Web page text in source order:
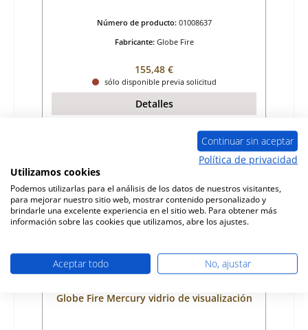
Número de producto: 01008637
Fabricante: Globe Fire
Precio normal:
155,48 €
sólo disponible previa solicitud
Detalles
Globe Fire Mercury vidrio de visualización
Continuar sin aceptar
Política de privacidad
Utilizamos cookies
Podemos utilizarlas para el análisis de los datos de nuestros visitantes,
para mejorar nuestro sitio web, mostrar contenido personalizado y
brindarle una excelente experiencia en el sitio web. Para obtener más
información sobre las cookies que utilizamos, abre los ajustes.
Aceptar todo No, ajustar